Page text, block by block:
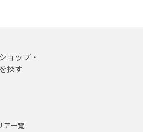
ョップ・
探す
ア一覧